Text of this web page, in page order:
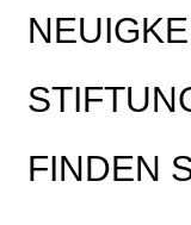
FINDEN